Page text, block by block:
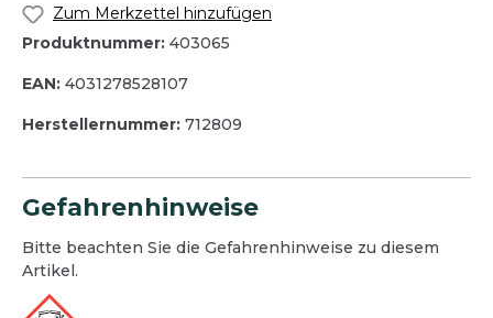
Zum Merkzettel hinzufügen
Produktnummer: 403065
EAN: 4031278528107
Herstellernummer: 712809
Gefahrenhinweise
Bitte beachten Sie die Gefahrenhinweise zu diesem
Artikel.